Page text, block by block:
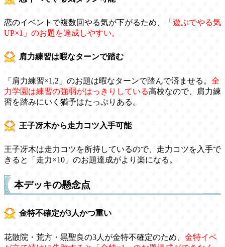
恋のイベントで複数回やる気が下がるため、
「遊ぶでやる気
UP×1」のお題を達成しやすい。
肩力練習は暇なターンで踏む
「肩力練習×1,2」のお題は暇なターンで踏んで済ませる。 全
力学園は練習の強弱がはっきりしている高校なので、肩力練
習を踏みにいく猶予はたっぷりある。
王子冴木から走力コツ入手可能
王子冴木は走力コツを所持しているので、走力コツを入手で
きると「走力×10」のお題達成がより楽になる。
本デッキの懸念点
金特不確定が3人かつ重い
花散院・荒方・黒聖良の3人が金特不確定のため、 金特イベ